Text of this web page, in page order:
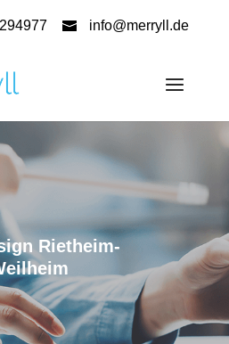
info@merryll.de
Rietheim-